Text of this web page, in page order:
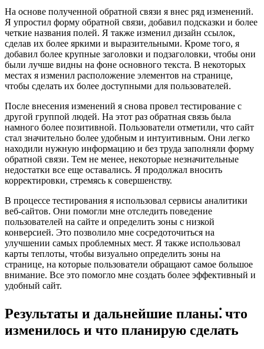
На основе полученной обратной связи я внес ряд изменений.
Я упростил форму обратной связи, добавил подсказки и более
четкие названия полей. Я также изменил дизайн ссылок,
сделав их более яркими и выразительными. Кроме того, я
добавил более крупные заголовки и подзаголовки, чтобы они
были лучше видны на фоне основного текста. В некоторых
местах я изменил расположение элементов на странице,
чтобы сделать их более доступными для пользователей.
После внесения изменений я снова провел тестирование с
другой группой людей. На этот раз обратная связь была
намного более позитивной. Пользователи отметили, что сайт
стал значительно более удобным и интуитивным. Они легко
находили нужную информацию и без труда заполняли форму
обратной связи. Тем не менее, некоторые незначительные
недостатки все еще оставались. Я продолжал вносить
корректировки, стремясь к совершенству.
В процессе тестирования я использовал сервисы аналитики
веб-сайтов. Они помогли мне отследить поведение
пользователей на сайте и определить зоны с низкой
конверсией. Это позволило мне сосредоточиться на
улучшении самых проблемных мест. Я также использовал
карты теплоты, чтобы визуально определить зоны на
странице, на которые пользователи обращают самое большое
внимание. Все это помогло мне создать более эффективный и
удобный сайт.
Результаты и дальнейшие планы⁚ что
изменилось и что планирую сделать